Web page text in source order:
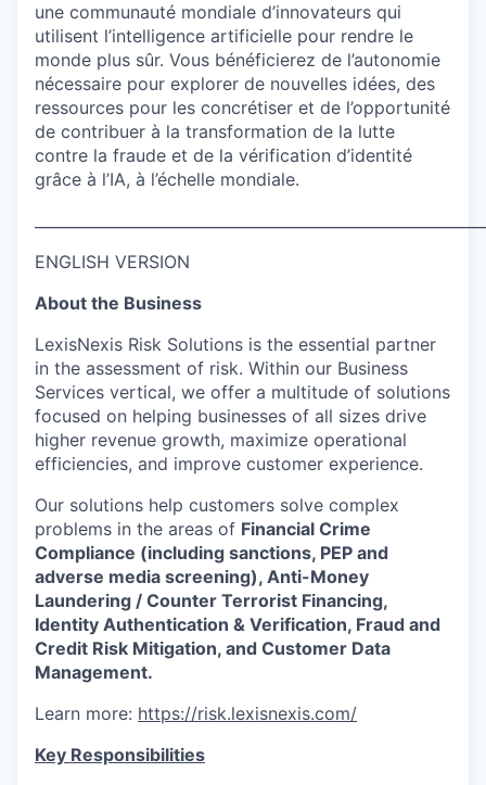
une communauté mondiale d’innovateurs qui
utilisent l’intelligence artificielle pour rendre le
monde plus sûr. Vous bénéficierez de l’autonomie
nécessaire pour explorer de nouvelles idées, des
ressources pour les concrétiser et de l’opportunité
de contribuer à la transformation de la lutte
contre la fraude et de la vérification d’identité
grâce à l’IA, à l’échelle mondiale.
ENGLISH VERSION
About the Business
LexisNexis Risk Solutions is the essential partner
in the assessment of risk. Within our Business
Services vertical, we offer a multitude of solutions
focused on helping businesses of all sizes drive
higher revenue growth, maximize operational
efficiencies, and improve customer experience.
Our solutions help customers solve complex
problems in the areas of Financial Crime
Compliance (including sanctions, PEP and
adverse media screening), Anti-Money
Laundering / Counter Terrorist Financing,
Identity Authentication & Verification, Fraud and
Credit Risk Mitigation, and Customer Data
Management.
Learn more: https://risk.lexisnexis.com/
Key Responsibilities